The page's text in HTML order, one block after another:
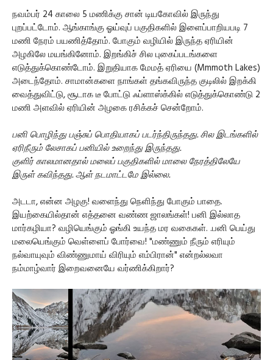
நவம்பர் 24 காலை 5 மணிக்கு சான் டியகோவில் இருந்து
புறப்பட்டோம். ஆங்காங்கு ஓய்வுப் பகுதிகளில் இளைப்பாறியபடி 7
மணி நேரம் பயணித்தோம். போகும் வழியில் இருந்த ஏரியின்
அழகிலே மயங்கினோம். இறங்கிச் சில புகைப்படங்களை
எடுத்துக்கொண்டோம். இறுதியாக மேமத் ஏரியை (Mmmoth Lakes)
அடைந்தோம். சாமான்களை நாங்கள் தங்கவிருந்த குடிலில் இறக்கி
வைத்துவிட்டு, சூடாக டீ போட்டு ஃப்ளாஸ்க்கில் எடுத்துக்கொண்டு 2
மணி அளவில் ஏரியின் அழகை ரசிக்கச் சென்றோம்.
பனி பொழிந்து பஞ்சுப் பொதியாகப் படர்ந்திருந்தது. சில இடங்களில்
ஏரிநீரும் லேசாகப் பனியில் உறைந்து இருந்தது.
குளிர் காலமானதால் மலைப் பகுதிகளில் மாலை நேரத்திலேயே
இருள் கவிந்தது. ஆள் நடமாட்டமே இல்லை.
அடடா, என்ன அழகு! வளைந்து நெளிந்து போகும் பாதை.
இயற்கையில்தான் எத்தனை வண்ண ஜாலங்கள்! பனி இல்லாத
மார்கழியா? வழியெங்கும் ஓங்கி உயந்த மர வகைகள். .பனி பெய்து
மலையெங்கும் வெள்ளைப் போர்வை! "மண்ணும் நீரும் எரியும்
நல்வாயுவும் விண்ணுமாய் விரியும் எம்பிரான்" என்றல்லவா
நம்மாழ்வார் இறைவனையே வர்ணிக்கிறார்?